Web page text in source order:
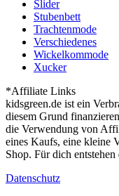
Slider
Stubenbett
Trachtenmode
Verschiedenes
Wickelkommode
Xucker
*Affiliate Links
kidsgreen.de ist ein
diesem Grund
die Verwendung von
eines Kaufs, eine kleine
Shop. Für dich
Datenschutz